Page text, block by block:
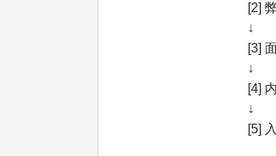
[2]
↓
[3]
↓
[4]
↓
[5]